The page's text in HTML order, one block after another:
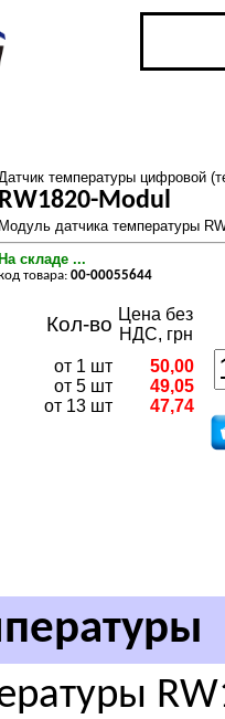
температуры цифровой
RW1820-Modul
Модуль датчика температуры
На складе ...
товара: 00-00055644
Кол-во Цена без
НДС, грн
от 1 шт
от 5 шт
от 13 шт
50,00
49,05
47,74